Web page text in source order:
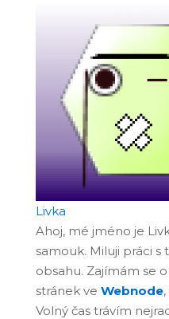
Livka
Ahoj, mé jméno je
samouk. Miluji práci
obsahu. Zajímám se
stránek ve Webnode
Volný čas trávím